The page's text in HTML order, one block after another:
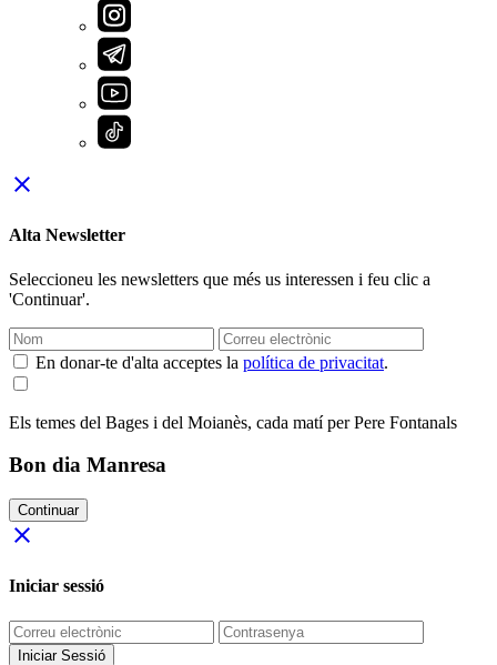
close
Alta Newsletter
Seleccioneu les newsletters que més us interessen i feu clic a
'Continuar'.
En donar-te d'alta acceptes la política de privacitat.
Els temes del Bages i del Moianès, cada matí per Pere Fontanals
Bon dia Manresa
Continuar
close
Iniciar sessió
Iniciar Sessió